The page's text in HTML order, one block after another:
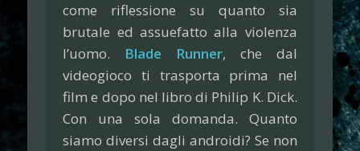
come riflessione su quanto sia
brutale ed assuefatto alla violenza
l’uomo. Blade Runner, che dal
videogioco ti trasporta prima nel
film e dopo nel libro di Philip K. Dick.
Con una sola domanda. Quanto
siamo diversi dagli androidi? Se non